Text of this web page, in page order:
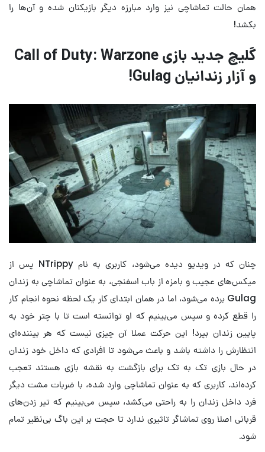
همان حالت تماشاچی نیز وارد مبارزه دیگر بازیکنان شده و آن‌ها را
بکشد!
گلیچ جدید بازی Call of Duty: Warzone
و آزار زندانیان Gulag!
چنان که در ویدیو دیده می‌شود، کاربری به نام NTrippy پس از
میکس‌های عجیب و بامزه از باب اسفنجی، به عنوان تماشاچی به زندان
Gulag برده می‌شود، اما در همان ابتدای کار یک لحظه نحوه انجام کار
را قطع کرده و سپس می‌بینیم که او توانسته است تا با چتر خود به
پایین زندان بپرد! این حرکت عملا آن چیزی نیست که هر بیننده‌ای
انتظارش را داشته باشد و باعث می‌شود تا افرادی که داخل خود زندان
در حال بازی تک به تک برای بازگشت به نقشه بازی هستند تعجب
کرده‌اند. کاربری که به عنوان تماشاچی وارد شده، با ضربات مشت دیگر
فرد داخل زندان را به راحتی می‌کشد، سپس می‌بینیم که تیر زدن‌های
قربانی اصلا روی تماشاگر تاثیری ندارد تا حجت بر این باگ بی‌نظیر تمام
شود.